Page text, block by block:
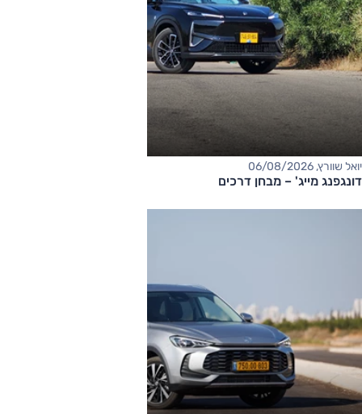
יואל שוורץ, 06/08/2026
דונגפנג מייג' – מבחן דרכים